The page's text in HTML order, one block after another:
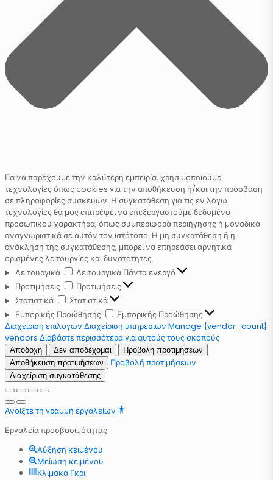
Για να παρέχουμε την καλύτερη εμπειρία, χρησιμοποιούμε
τεχνολογίες όπως cookies για την αποθήκευση ή/και την πρόσβαση
σε πληροφορίες συσκευών. Η συγκατάθεση για τις εν λόγω
τεχνολογίες θα μας επιτρέψει να επεξεργαστούμε δεδομένα
προσωπικού χαρακτήρα, όπως συμπεριφορά περιήγησης ή μοναδικά
αναγνωριστικά σε αυτόν τον ιστότοπο. Η μη συγκατάθεση ή η
ανάκληση της συγκατάθεσης, μπορεί να επηρεάσει αρνητικά
ορισμένες λειτουργίες και δυνατότητες.
Λειτουργικά
Λειτουργικά Πάντα ενεργό
Προτιμήσεις
Προτιμήσεις
Στατιστικά
Στατιστικά
Εμπορικής Προώθησης
Εμπορικής Προώθησης
Διαχείριση επιλογών Διαχείριση υπηρεσιών Manage {vendor_count}
vendors Διαβάστε περισσότερα για αυτούς τους σκοπούς
Αποδοχή Δεν αποδέχομαι
Προβολή προτιμήσεων
Αποθήκευση προτιμήσεων
Προβολή προτιμήσεων
Διαχείριση συγκατάθεσης
Ανοίξτε τη γραμμή εργαλείων
Εργαλεία προσβασιμότητας
Αύξηση κειμένου
Μείωση κειμένου
Κλίμακα Γκρι